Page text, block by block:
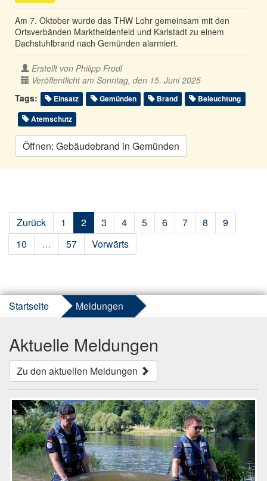
Am 7. Oktober wurde das THW Lohr gemeinsam mit den
Ortsverbänden Marktheidenfeld und Karlstadt zu einem
Dachstuhlbrand nach Gemünden alarmiert.
Erstellt von Philipp Frodl
Veröffentlicht am Sonntag, den 15. Juni 2025
Tags:
Einsatz Gemünden Brand
Beleuchtung
Atemschutz
Öffnen: Gebäudebrand in Gemünden
Zurück 1 2 3 4 5 6 7 8
9
10
… 57 Vorwärts
Startseite Meldungen
Aktuelle Meldungen
Zu den aktuellen Meldungen